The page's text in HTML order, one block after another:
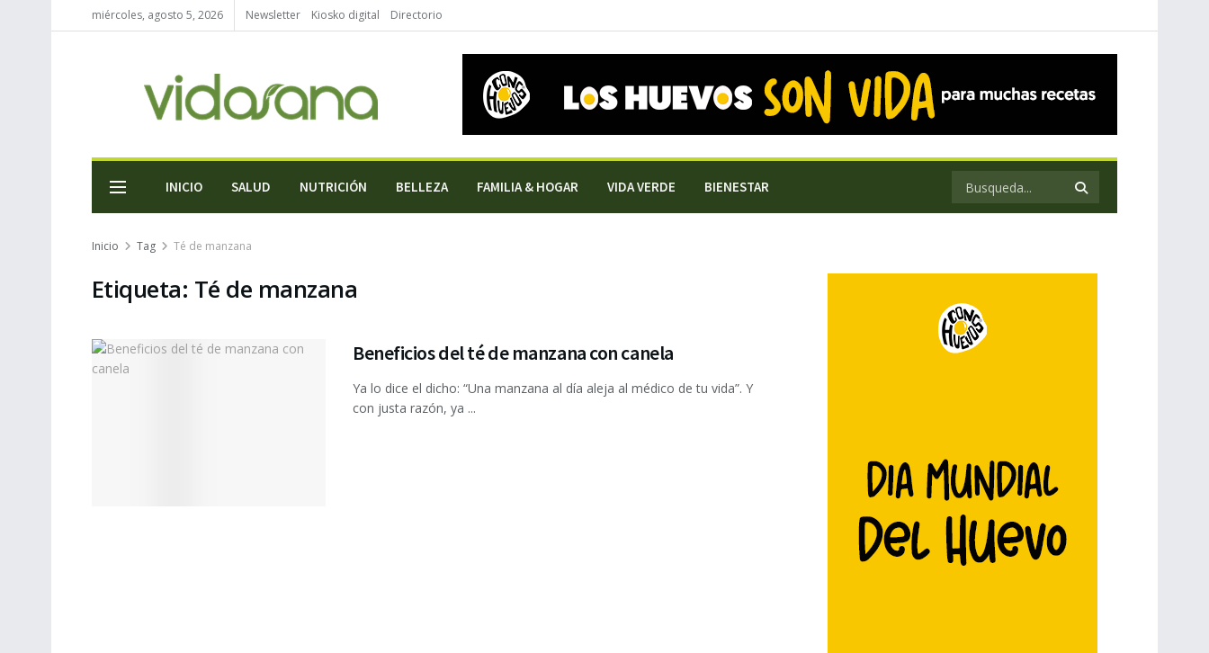
miércoles, agosto 5, 2026 Newsletter Kiosko digital Directorio
INICIO SALUD NUTRICIÓN BELLEZA FAMILIA & HOGAR VIDA VERDE BIENESTAR
Inicio Tag Té de manzana
Etiqueta: Té de manzana
Beneficios del té de manzana con canela
Ya lo dice el dicho: “Una manzana al día aleja al médico de tu vida”. Y
con justa razón, ya ...